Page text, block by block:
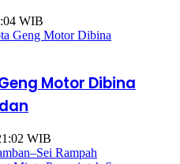
WIB
Motor Dibina
WIB